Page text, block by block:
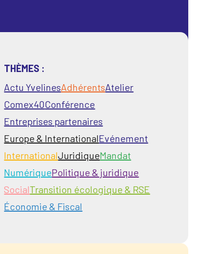
THÈMES :
Actu YvelinesAdhérentsAtelier
Comex40Conférence
Entreprises partenaires
Europe & InternationalEvénement
InternationalJuridiqueMandat
NumériquePolitique & juridique
SocialTransition écologique & RSE
Économie & Fiscal